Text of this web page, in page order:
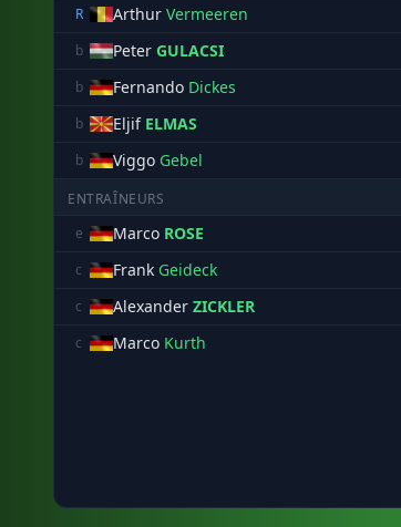
R
Arthur Vermeeren
b
Peter GULACSI
b Fernando Dickes
b Eljif ELMAS
b Viggo Gebel
ENTRAÎNEURS
e
Marco ROSE
c Frank Geideck
c Alexander ZICKLER
c Marco Kurth